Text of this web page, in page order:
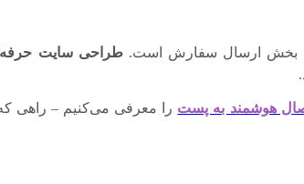
بخش ارسال سفارش است.طراحی سایت
هوشمند به پست را معرفی می‌کنیم – راهی